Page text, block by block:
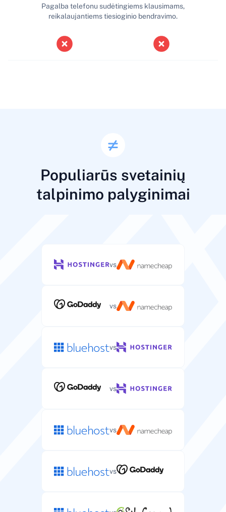
Pagalba telefonu sudėtingiems klausimams,
reikalaujantiems tiesioginio bendravimo.
Populiarūs svetainių
talpinimo palyginimai
vs
vs
vs
vs
vs
vs